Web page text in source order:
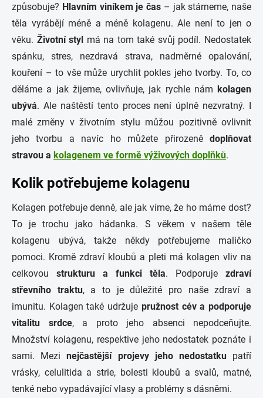
způsobuje? Hlavním viníkem je čas – jak stárneme, naše
těla vyrábějí méně a méně kolagenu. Ale není to jen o
věku. Životní styl má na tom také svůj podíl. Nedostatek
spánku, stres, nezdravá strava, nadměrné opalování,
kouření – to vše může urychlit pokles jeho tvorby. To, co
děláme a jak žijeme, ovlivňuje, jak rychle nám kolagen
ubývá. Ale naštěstí tento proces není úplně nezvratný. I
malé změny v životním stylu můžou pozitivně ovlivnit
jeho tvorbu a navíc ho můžete přirozeně
doplňovat
stravou a kolagenem ve formě výživových doplňků.
Kolik potřebujeme kolagenu
Kolagen potřebuje denně, ale jak víme, že ho máme dost?
To je trochu jako hádanka. S věkem v našem těle
kolagenu ubývá, takže někdy potřebujeme maličko
pomoci. Kromě zdraví kloubů a pleti má kolagen vliv na
celkovou
strukturu a funkci těla. Podporuje
zdraví
střevního traktu, a to je důležité pro naše zdraví a
imunitu. Kolagen také udržuje pružnost cév a podporuje
vitalitu srdce, a proto jeho absenci nepodceňujte.
Množství kolagenu, respektive jeho nedostatek poznáte i
sami. Mezi nejčastější projevy jeho nedostatku patří
vrásky, celulitida a strie, bolesti kloubů a svalů, matné,
tenké nebo vypadávající vlasy a problémy s dásněmi.